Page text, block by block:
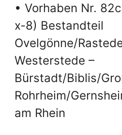
• Vorhaben Nr.
x-8) Bestandteil
Ovelgönne/
Westerstede –
Bürstadt/Biblis/
Rohrheim/
am Rhein